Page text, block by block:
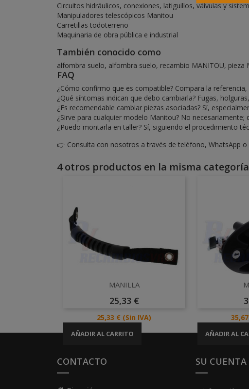
Circuitos hidráulicos, conexiones, latiguillos, válvulas y
Manipuladores telescópicos Manitou
Carretillas todoterreno
Maquinaria de obra pública e industrial
También conocido como
alfombra suelo, alfombra suelo, recambio MANITOU, pieza
FAQ
¿Cómo confirmo que es compatible? Compara la
¿Qué síntomas indican que debo cambiarla? Fugas,
¿Es recomendable cambiar piezas asociadas? Sí,
¿Sirve para cualquier modelo Manitou? No
¿Puedo montarla en taller? Sí, siguiendo el procedimiento
👉 Consulta con nosotros a través de teléfono, WhatsApp
4 otros productos en la misma
Vista rápida
MANILLA
Precio
25,33 €
Precio
25,33 € (Sin IVA)
AÑADIR AL CARRITO AÑADIR AL
CONTACTO SU CUENTA